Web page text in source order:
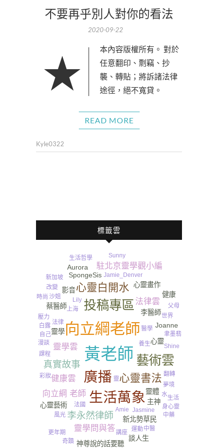
不要再乎別人對你的看法
2020-09-22
★本內容版權所有。 對於
任意翻印、剽竊、抄
襲、轉貼；將訴諸法律
途徑，絕不寬貸。
READ MORE
Kyle0322
標籤雲
黃老師
向立綱老師
廣播
生活萬象
投稿專區
藝術雲
心靈白開水
心靈書法
李永然律師
真實故事
健康雲
靈學問與答
駐北京靈學觀小編
靈學雲
向立綱 老師
法律雲
心靈
李醫師
靈體
Joanne
新北勢草民
神尊說的話要聽
靈學
蔡醫師
心靈畫作
SpongeSis
主神
影音
談人生
Aurora
健康
心靈藝術
養生
上海
Lily
白露
翻轉
沙姐
醫學
聿墨翡
講座
風光
生活
法律
夢境
生活哲學
父母
新加坡
課程
Jamie_Denver
世界
彩妝
Shine
中醫
身心靈
時尚
漫談
改變
更年期
法國
靈
奇蹟
自己
壓力
Amie Jasmine
水
運動
Sunny
中藥